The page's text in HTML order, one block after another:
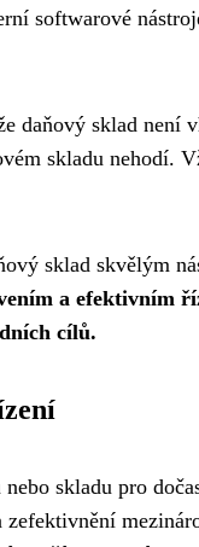
softwarové
daňový sklad není
skladu nehodí.
sklad skvělým
a efektivním
cílů.
skladu pro